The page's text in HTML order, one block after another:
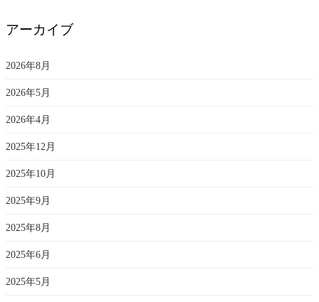
アーカイブ
2026年8月
2026年5月
2026年4月
2025年12月
2025年10月
2025年9月
2025年8月
2025年6月
2025年5月